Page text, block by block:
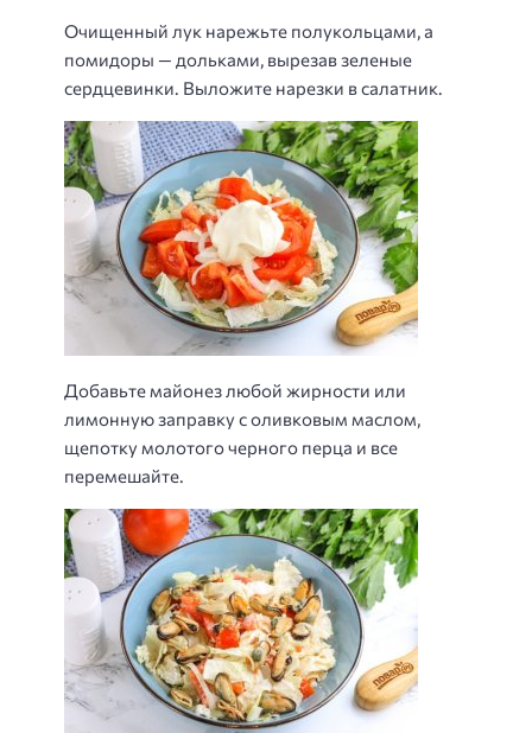
Очищенный лук нарежьте полукольцами, а
помидоры — дольками, вырезав зеленые
сердцевинки. Выложите нарезки в салатник.
Добавьте майонез любой жирности или
лимонную заправку с оливковым маслом,
щепотку молотого черного перца и все
перемешайте.